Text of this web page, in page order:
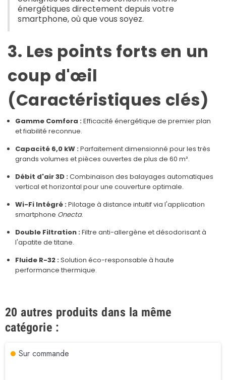
énergétiques directement depuis votre
smartphone, où que vous soyez.
3. Les points forts en un
coup d'œil
(Caractéristiques clés)
Gamme Comfora :Efficacité énergétique de premier plan
et fiabilité reconnue.
Capacité 6,0 kW :Parfaitement dimensionné pour les très
grands volumes et pièces ouvertes de plus de 60 m².
Débit d'air 3D :Combinaison des balayages automatiques
vertical et horizontal pour une couverture optimale.
Wi-Fi Intégré :Pilotage à distance intuitif via l'application
smartphone Onecta.
Double Filtration :Filtre anti-allergène et désodorisant à
l'apatite de titane.
Fluide R-32 :Solution éco-responsable à haute
performance thermique.
20 autres produits dans la même
catégorie :
Sur commande